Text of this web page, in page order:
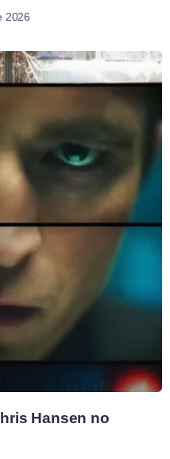
2026
Hansen no